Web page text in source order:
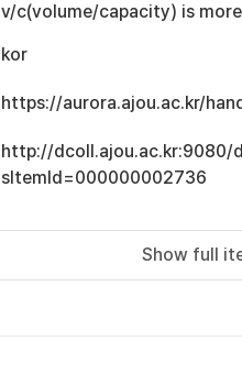
v/c(volume/capacity) is more
kor
https://aurora.ajou.ac.kr/
http://dcoll.ajou.ac.kr:9080/
sItemId=000000002736
Show full